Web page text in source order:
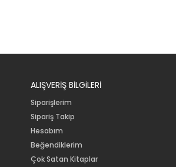
ALIŞVERİŞ BİLGiLERİ
Siparişlerim
Sipariş Takip
Hesabım
Beğendiklerim
Çok Satan Kitaplar